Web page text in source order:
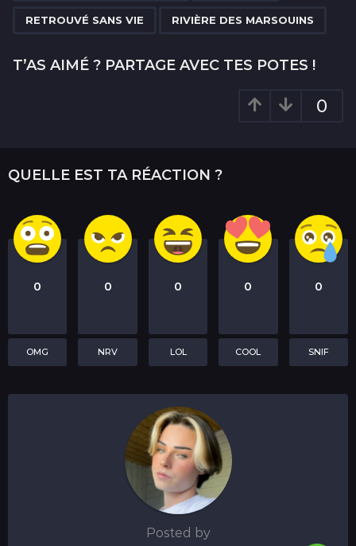
o
RETROUVÉ SANS VIE RIVIÈRE DES MARSOUINS
T’AS AIMÉ ? PARTAGE AVEC TES POTES !
0
QUELLE EST TA RÉACTION ?
0
OMG
0
NRV
0
LOL
0
COOL
0
SNIF
Posted by